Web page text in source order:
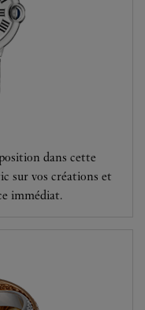
dans cette
sur vos créations et
immédiat.